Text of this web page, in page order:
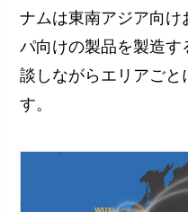
ナムは東南アジア向け
パ向けの製品を製造す
談しながらエリアごと
す。